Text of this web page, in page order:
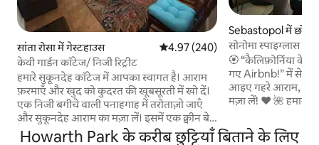
सांता रोसा में गेस्टहाउस औसत रेटिंग 5 में से 4.97, 240 समीक्षाएँ
4.97 (240)
केवी गार्डन कॉटेज/ निजी रिट्रीट
हमारे सुकूनदेह कॉटेज में आपका स्वागत है। आराम
फ़रमाएँ और खुद को कुदरत की खूबसूरती में खो दें।
एक निजी बगीचे वाली पनाहगाह में तरोताज़ाे जाएँ
और सुकूनदेह आराम का मज़ा लें। इसमें एक क्वीन बेड
है, जिस पर चादरें बड़ी साफ़-सुथरी और आरामदायक
Sebastopol में छोटा
सोनोमा स्पाइग्लास |
🏵️ “कैलिफ़ोर्निया के
गए Airbnb!” में से एक
आइए गहरे आराम,
मज़ा लें! ❤️ 🌺 हमारा सोनोमा स्पाइग्लास एक
बनाया है, जो
जुड़ाव के साथ बिना
Howarth Park के करीब छुट्टियाँ बिताने के लिए